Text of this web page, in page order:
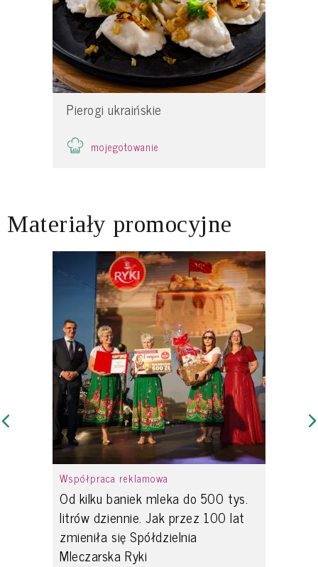
Pierogi ukraińskie
mojegotowanie
Materiały promocyjne
Współpraca reklamowa
Od kilku baniek mleka do 500 tys.
litrów dziennie. Jak przez 100 lat
zmieniła się Spółdzielnia
Mleczarska Ryki